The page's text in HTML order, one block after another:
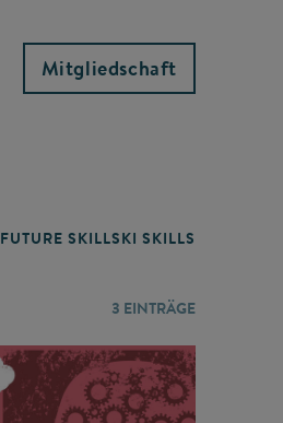
Mitgliedschaft
FUTURE SKILLSKI SKILLS
3 EINTRÄGE